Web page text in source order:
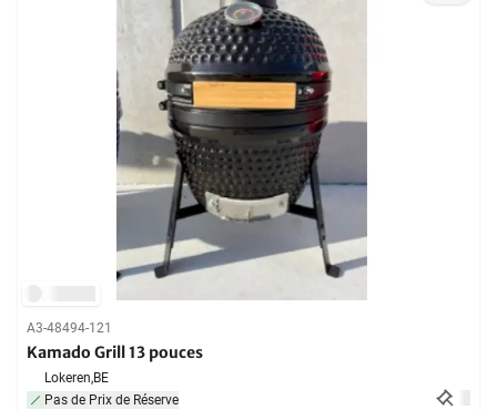
A3-48494-121
Kamado Grill 13 pouces
Lokeren,BE
Pas de Prix de Réserve